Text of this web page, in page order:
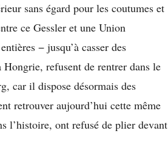
sans égard pour les coutumes et
ce Gessler et une Union
− jusqu’à casser des
refusent de rentrer dans le
car il dispose désormais des
retrouver aujourd’hui cette même
l’histoire, ont refusé de plier devant